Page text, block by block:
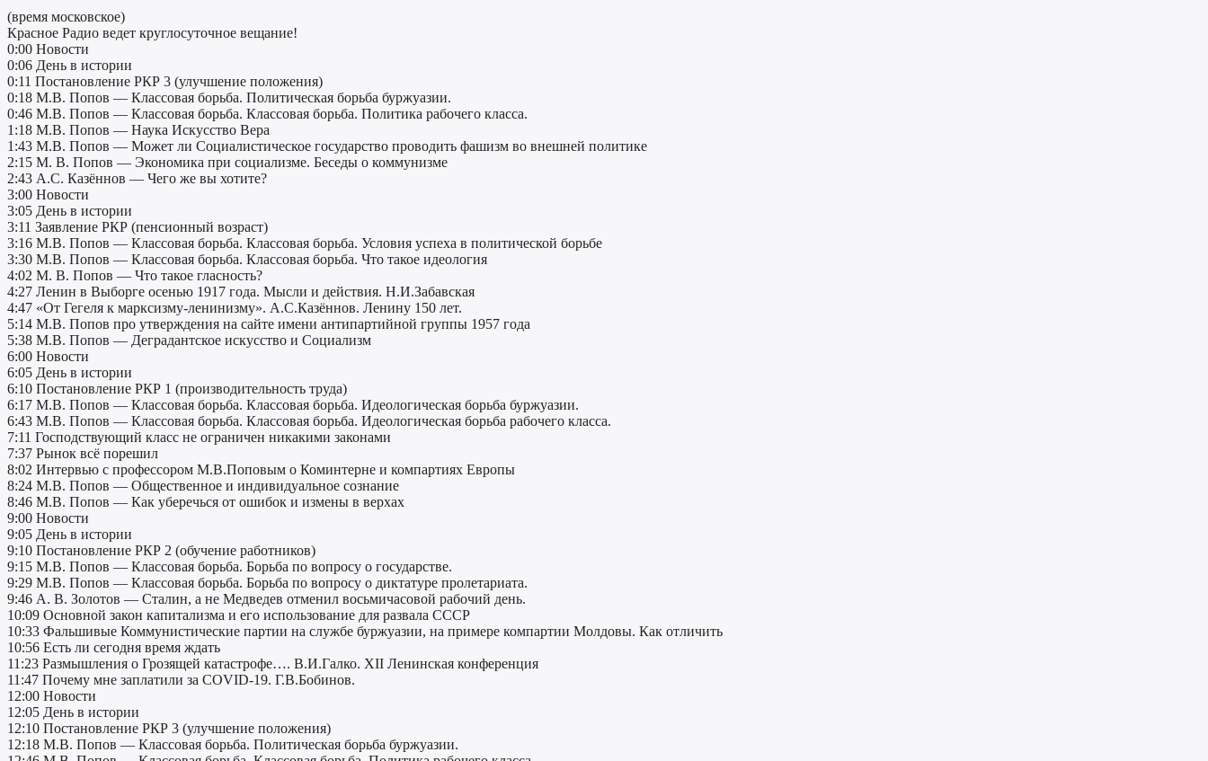
(время московское)
Красное Радио ведет круглосуточное вещание!
0:00 Новости
0:06 День в истории
0:11 Постановление РКР 3 (улучшение положения)
0:18 М.В. Попов — Классовая борьба. Политическая борьба буржуазии.
0:46 М.В. Попов — Классовая борьба. Классовая борьба. Политика рабочего класса.
1:18 М.В. Попов — Наука Искусство Вера
1:43 М.В. Попов — Может ли Социалистическое государство проводить фашизм во внешней политике
2:15 М. В. Попов — Экономика при социализме. Беседы о коммунизме
2:43 А.С. Казённов — Чего же вы хотите?
3:00 Новости
3:05 День в истории
3:11 Заявление РКР (пенсионный возраст)
3:16 М.В. Попов — Классовая борьба. Классовая борьба. Условия успеха в политической борьбе
3:30 М.В. Попов — Классовая борьба. Классовая борьба. Что такое идеология
4:02 М. В. Попов — Что такое гласность?
4:27 Ленин в Выборге осенью 1917 года. Мысли и действия. Н.И.Забавская
4:47 «От Гегеля к марксизму-ленинизму». А.С.Казённов. Ленину 150 лет.
5:14 М.В. Попов про утверждения на сайте имени антипартийной группы 1957 года
5:38 М.В. Попов — Деградантское искусство и Социализм
6:00 Новости
6:05 День в истории
6:10 Постановление РКР 1 (производительность труда)
6:17 М.В. Попов — Классовая борьба. Классовая борьба. Идеологическая борьба буржуазии.
6:43 М.В. Попов — Классовая борьба. Классовая борьба. Идеологическая борьба рабочего класса.
7:11 Господствующий класс не ограничен никакими законами
7:37 Рынок всё порешил
8:02 Интервью c профессором М.В.Поповым о Коминтерне и компартиях Европы
8:24 М.В. Попов — Общественное и индивидуальное сознание
8:46 М.В. Попов — Как уберечься от ошибок и измены в верхах
9:00 Новости
9:05 День в истории
9:10 Постановление РКР 2 (обучение работников)
9:15 М.В. Попов — Классовая борьба. Борьба по вопросу о государстве.
9:29 М.В. Попов — Классовая борьба. Борьба по вопросу о диктатуре пролетариата.
9:46 А. В. Золотов — Сталин, а не Медведев отменил восьмичасовой рабочий день.
10:09 Основной закон капитализма и его использование для развала СССР
10:33 Фальшивые Коммунистические партии на службе буржуазии, на примере компартии Молдовы. Как отличить
10:56 Есть ли сегодня время ждать
11:23 Размышления о Грозящей катастрофе…. В.И.Галко. XII Ленинская конференция
11:47 Почему мне заплатили за COVID-19. Г.В.Бобинов.
12:00 Новости
12:05 День в истории
12:10 Постановление РКР 3 (улучшение положения)
12:18 М.В. Попов — Классовая борьба. Политическая борьба буржуазии.